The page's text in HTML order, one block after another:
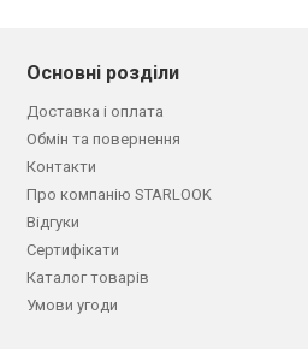
Основні розділи
Доставка і оплата
Обмін та повернення
Контакти
Про компанію STARLOOK
Відгуки
Сертифікати
Каталог товарів
Умови угоди